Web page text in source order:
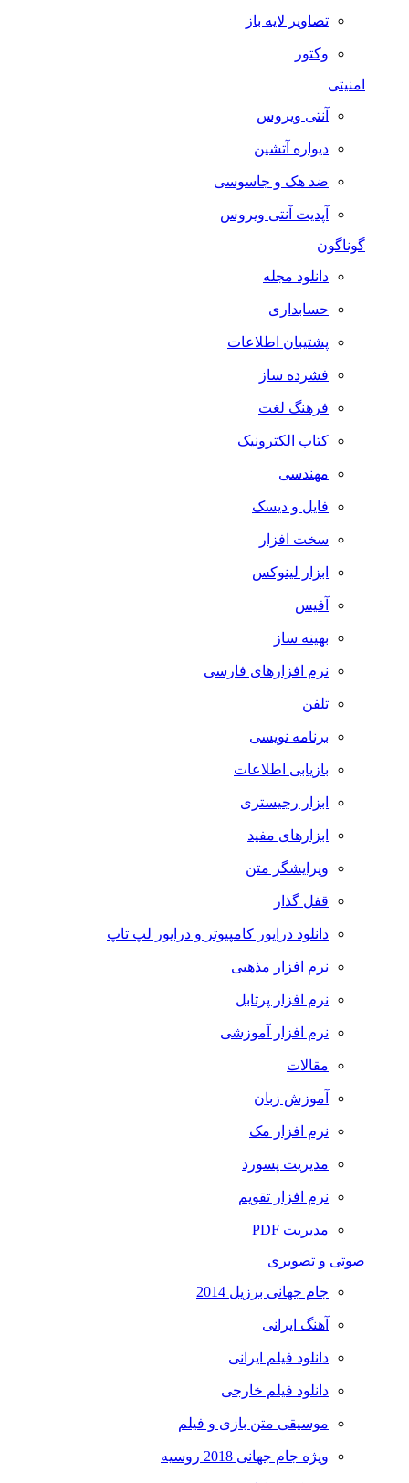
تصاویر لایه باز
وکتور
امنیتی
آنتی ویروس
دیواره آتشین
ضد هک و جاسوسی
آپدیت آنتی ویروس
گوناگون
دانلود مجله
حسابداری
پشتیبان اطلاعات
فشرده ساز
فرهنگ لغت
کتاب الکترونیک
مهندسی
فایل و دیسک
سخت افزار
ابزار لینوکس
آفیس
بهینه ساز
نرم افزارهای فارسی
تلفن
برنامه نویسی
بازیابی اطلاعات
ابزار رجیستری
ابزارهای مفید
ویرایشگر متن
قفل گذار
دانلود درایور کامپیوتر و درایور لپ تاپ
نرم افزار مذهبی
نرم افزار پرتابل
نرم افزار آموزشی
مقالات
آموزش زبان
نرم افزار مک
مدیریت پسورد
نرم افزار تقویم
مدیریت PDF
صوتی و تصویری
جام جهانی برزیل 2014
آهنگ ایرانی
دانلود فیلم ایرانی
دانلود فیلم خارجی
موسیقی متن بازی و فیلم
ویژه جام جهانی 2018 روسیه